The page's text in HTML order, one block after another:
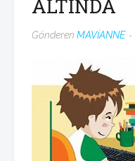
ALTINDA
Gönderen MAVİANNE